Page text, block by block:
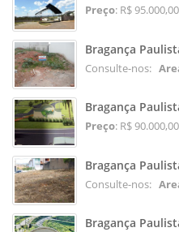
Preço: R$ 95.000,00
Bragança
Consulte-nos:
Bragança
Preço: R$ 90.000,00
Bragança
Consulte-nos:
Bragança